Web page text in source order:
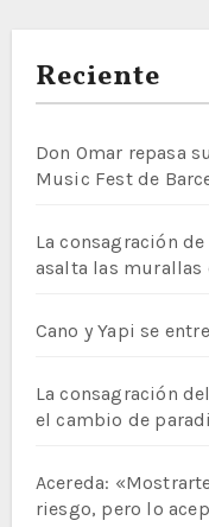
Reciente
Don Omar repasa
Music Fest de
La consagración
asalta las murallas
Cano y Yapi se
La consagración
el cambio de
Acereda:
riesgo, pero lo